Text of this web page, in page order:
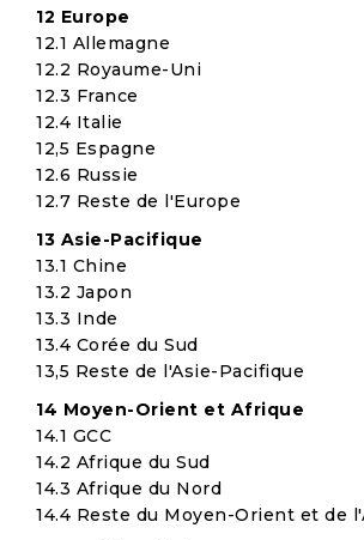
12 Europe
12.1 Allemagne
12.2 Royaume-Uni
12.3 France
12.4 Italie
12,5 Espagne
12.6 Russie
12.7 Reste de l'Europe
13 Asie-Pacifique
13.1 Chine
13.2 Japon
13.3 Inde
13.4 Corée du Sud
13,5 Reste de l'Asie-Pacifique
14 Moyen-Orient et Afrique
14.1 GCC
14.2 Afrique du Sud
14.3 Afrique du Nord
14.4 Reste du Moyen-Orient et de